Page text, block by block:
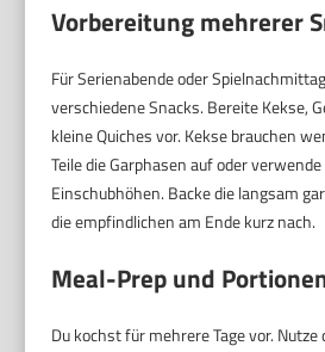
Vorbereitung mehrerer
Für Serienabende oder
verschiedene Snacks. Bereite Kekse,
kleine Quiches vor. Kekse brauchen
Teile die Garphasen auf oder
Einschubhöhen. Backe die langsam
die empfindlichen am Ende kurz nach.
Meal-Prep und
Du kochst für mehrere Tage vor.